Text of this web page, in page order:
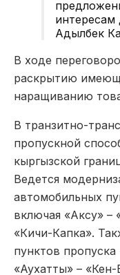
интересам
Адылбек
В ходе
раскрытию
наращиванию
В транзитно-
пропускной
кыргызской
Ведется
автомобильных
включая «Аксу» –
«Кичи-Капка».
пунктов
«Аухатты» – «Кен-